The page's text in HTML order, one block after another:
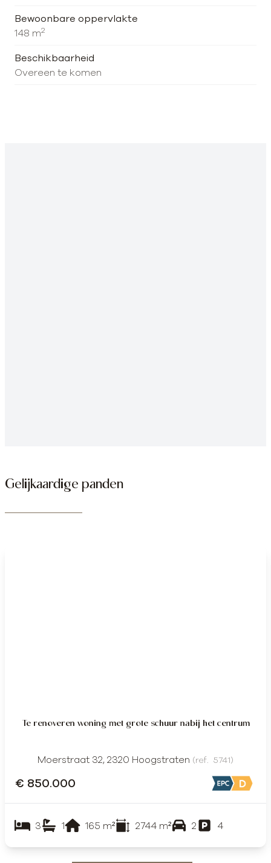
Bewoonbare oppervlakte
148 m2
Beschikbaarheid
Overeen te komen
Gelijkaardige panden
Te renoveren woning met grote schuur nabij het centrum
Moerstraat 32, 2320 Hoogstraten (ref. 5741)
€ 850.000
3 1 165 m² 2744 m² 2 4